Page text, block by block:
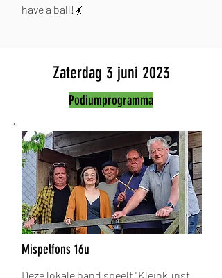
have a ball! 💃
Zaterdag 3 juni 2023
Podiumprogramma
Mispelfons 16u
Deze lokale band speelt "Kleinkunst